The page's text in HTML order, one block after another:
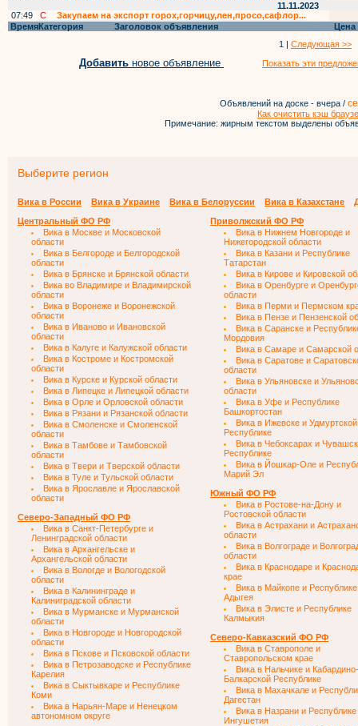
11.11.2023
07:49
С
Закупаем на экспорт горох,горчицу,лен,просо,сафлор...
ВремяКатегория Заголовок объявления
Цена
1 | Следующая >>
Добавить новое объявление Показать эти
Объявлений на доске - вчера /
Как очистить кэш
Примечание: жирным текстом выделены
Выберите регион
Вика в России Вика в Украине Вика в Белоруссии Вика в Казахстане
Центральный ФО РФ
Вика в Москве и Московской
области
Вика в Белгороде и Белгородской
области
Вика в Брянске и Брянской области
Вика во Владимире и Владимирской
области
Вика в Воронеже и Воронежской
области
Вика в Иваново и Ивановской
области
Вика в Калуге и Калужской области
Вика в Костроме и Костромской
области
Вика в Курске и Курской области
Вика в Липецке и Липецкой области
Вика в Орле и Орловской области
Вика в Рязани и Рязанской области
Вика в Смоленске и Смоленской
области
Вика в Тамбове и Тамбовской
области
Вика в Твери и Тверской области
Вика в Туле и Тульской области
Вика в Ярославле и Ярославской
области
Северо-Западный ФО РФ
Вика в Санкт-Петербурге и
Ленинградской области
Вика в Архангельске и
Архангельской области
Вика в Вологде и Вологодской
области
Вика в Калининграде и
Калиниградской области
Вика в Мурманске и Мурманской
области
Вика в Новгороде и Новгородской
области
Вика в Пскове и Псковской области
Вика в Петрозаводске и Республике
Карелия
Вика в Сыктывкаре и Республике
Коми
Вика в Нарьян-Маре и Ненецком
автономном округе
Приволжский ФО РФ
Вика в Нижнем Новгороде и
Нижегородской области
Вика в Казани и Республике
Татарстан
Вика в Кирове и Кировской
Вика в Оренбурге и
области
Вика в Перми и Пермском
Вика в Пензе и Пензенской
Вика в Саранске и
Мордовия
Вика в Самаре и Самарской
Вика в Саратове и
области
Вика в Ульяновске и
области
Вика в Уфе и Республике
Башкортостан
Вика в Ижевске и Удмуртской
Республике
Вика в Чебоксарах и
Республике
Вика в Йошкар-Оле и
Марий Эл
Южный ФО РФ
Вика в Ростове-на-Дону и
Ростовской области
Вика в Астрахани и
области
Вика в Волгограде и
области
Вика в Краснодаре и
крае
Вика в Майкопе и Республике
Адыгея
Вика в Элисте и Республике
Калмыкия
Северо-Кавказский ФО РФ
Вика в Ставрополе и
Ставропольском крае
Вика в Нальчике и Кабардино-
Балкарской Республике
Вика в Махачкале и
Дагестан
Вика в Назрани и Республике
Ингушетия